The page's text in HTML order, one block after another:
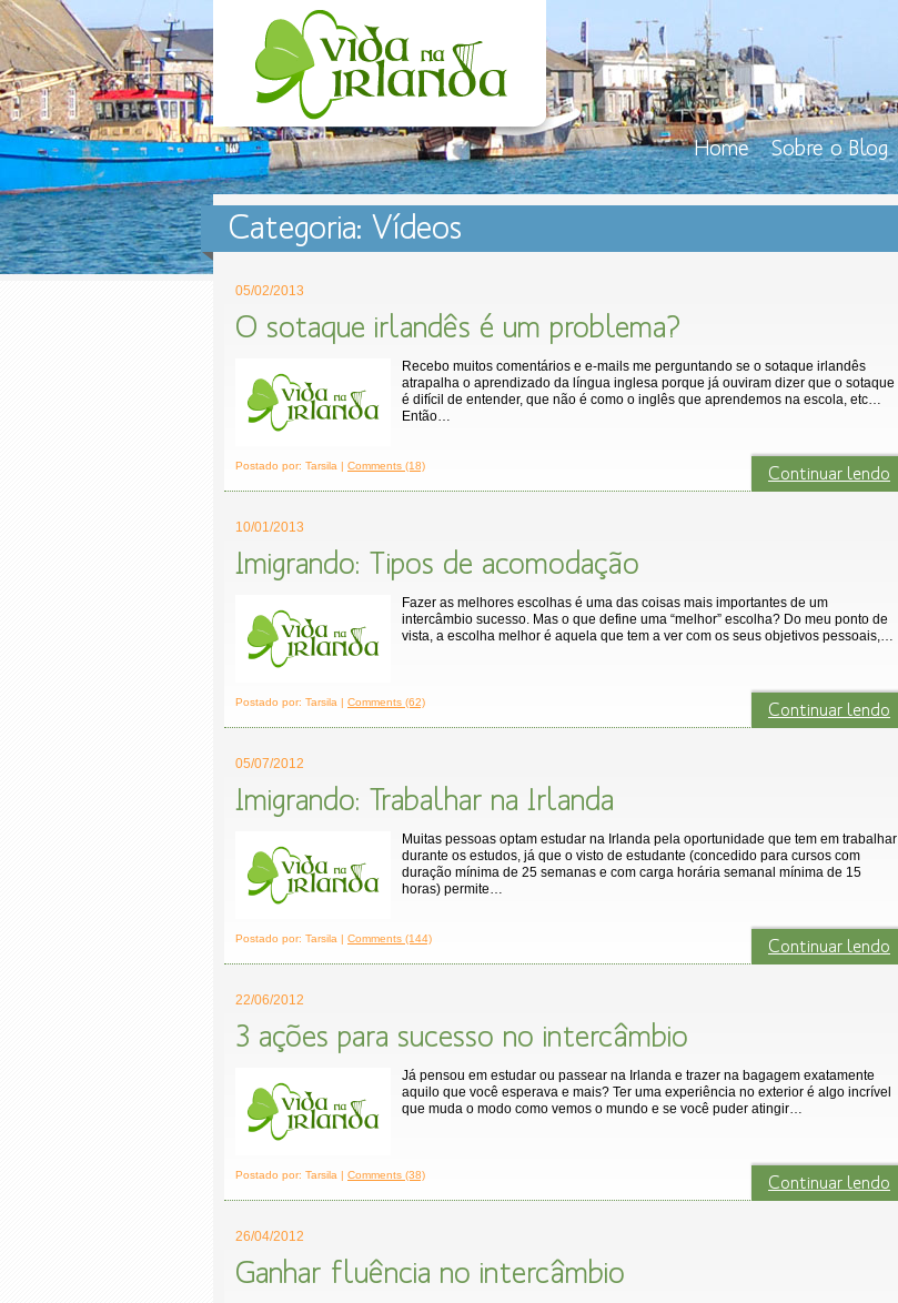
Home Sobre o Blog
Categoria: Vídeos
05/02/2013
O sotaque irlandês é um problema?
Recebo muitos comentários e e-mails me perguntando se o sotaque irlandês
atrapalha o aprendizado da língua inglesa porque já ouviram dizer que o sotaque
é difícil de entender, que não é como o inglês que aprendemos na escola, etc…
Então…
Continuar lendo
Postado por: Tarsila | Comments (18)
10/01/2013
Imigrando: Tipos de acomodação
Fazer as melhores escolhas é uma das coisas mais importantes de um
intercâmbio sucesso. Mas o que define uma “melhor” escolha? Do meu ponto de
vista, a escolha melhor é aquela que tem a ver com os seus objetivos pessoais,…
Continuar lendo
Postado por: Tarsila | Comments (62)
05/07/2012
Imigrando: Trabalhar na Irlanda
Muitas pessoas optam estudar na Irlanda pela oportunidade que tem em trabalhar
durante os estudos, já que o visto de estudante (concedido para cursos com
duração mínima de 25 semanas e com carga horária semanal mínima de 15
horas) permite…
Continuar lendo
Postado por: Tarsila | Comments (144)
22/06/2012
3 ações para sucesso no intercâmbio
Já pensou em estudar ou passear na Irlanda e trazer na bagagem exatamente
aquilo que você esperava e mais? Ter uma experiência no exterior é algo incrível
que muda o modo como vemos o mundo e se você puder atingir…
Continuar lendo
Postado por: Tarsila | Comments (38)
26/04/2012
Ganhar fluência no intercâmbio